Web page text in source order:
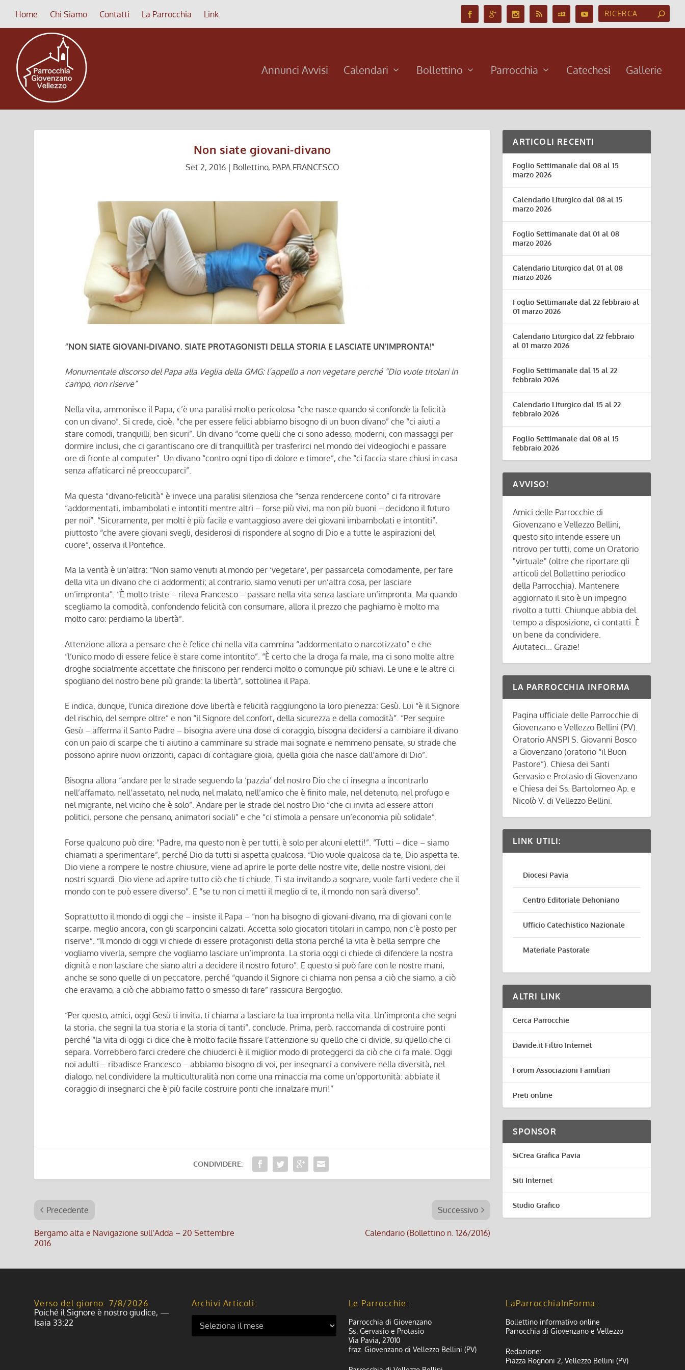
Home Chi Siamo Contatti La Parrocchia Link
Annunci Avvisi Calendari Bollettino Parrocchia Catechesi Gallerie
Non siate giovani-divano
Set 2, 2016| Bollettino, PAPA FRANCESCO
“NON SIATE GIOVANI-DIVANO. SIATE PROTAGONISTI DELLA STORIA E LASCIATE UN’IMPRONTA!”
Monumentale discorso del Papa alla Veglia della GMG: l’appello a non vegetare perché “Dio vuole titolari in
campo, non riserve”
Nella vita, ammonisce il Papa, c’è una paralisi molto pericolosa “che nasce quando si confonde la felicità
con un divano”. Si crede, cioè, “che per essere felici abbiamo bisogno di un buon divano” che “ci aiuti a
stare comodi, tranquilli, ben sicuri”. Un divano “come quelli che ci sono adesso, moderni, con massaggi per
dormire inclusi, che ci garantiscano ore di tranquillità per trasferirci nel mondo dei videogiochi e passare
ore di fronte al computer”. Un divano “contro ogni tipo di dolore e timore”, che “ci faccia stare chiusi in casa
senza affaticarci né preoccuparci”.
Ma questa “divano-felicità” è invece una paralisi silenziosa che “senza rendercene conto” ci fa ritrovare
“addormentati, imbambolati e intontiti mentre altri – forse più vivi, ma non più buoni – decidono il futuro
per noi”. “Sicuramente, per molti è più facile e vantaggioso avere dei giovani imbambolati e intontiti”,
piuttosto “che avere giovani svegli, desiderosi di rispondere al sogno di Dio e a tutte le aspirazioni del
cuore”, osserva il Pontefice.
Ma la verità è un’altra: “Non siamo venuti al mondo per ‘vegetare’, per passarcela comodamente, per fare
della vita un divano che ci addormenti; al contrario, siamo venuti per un’altra cosa, per lasciare
un’impronta”. “È molto triste – rileva Francesco – passare nella vita senza lasciare un’impronta. Ma quando
scegliamo la comodità, confondendo felicità con consumare, allora il prezzo che paghiamo è molto ma
molto caro: perdiamo la libertà”.
Attenzione allora a pensare che è felice chi nella vita cammina “addormentato o narcotizzato” e che
“l’unico modo di essere felice è stare come intontito”. “È certo che la droga fa male, ma ci sono molte altre
droghe socialmente accettate che finiscono per renderci molto o comunque più schiavi. Le une e le altre ci
spogliano del nostro bene più grande: la libertà”, sottolinea il Papa.
E indica, dunque, l’unica direzione dove libertà e felicità raggiungono la loro pienezza: Gesù. Lui “è il Signore
del rischio, del sempre oltre” e non “il Signore del confort, della sicurezza e della comodità”. “Per seguire
Gesù – afferma il Santo Padre – bisogna avere una dose di coraggio, bisogna decidersi a cambiare il divano
con un paio di scarpe che ti aiutino a camminare su strade mai sognate e nemmeno pensate, su strade che
possono aprire nuovi orizzonti, capaci di contagiare gioia, quella gioia che nasce dall’amore di Dio”.
Bisogna allora “andare per le strade seguendo la ‘pazzia’ del nostro Dio che ci insegna a incontrarlo
nell’affamato, nell’assetato, nel nudo, nel malato, nell’amico che è finito male, nel detenuto, nel profugo e
nel migrante, nel vicino che è solo”. Andare per le strade del nostro Dio “che ci invita ad essere attori
politici, persone che pensano, animatori sociali” e che “ci stimola a pensare un’economia più solidale”.
Forse qualcuno può dire: “Padre, ma questo non è per tutti, è solo per alcuni eletti!”. “Tutti – dice – siamo
chiamati a sperimentare”, perché Dio da tutti si aspetta qualcosa. “Dio vuole qualcosa da te, Dio aspetta te.
Dio viene a rompere le nostre chiusure, viene ad aprire le porte delle nostre vite, delle nostre visioni, dei
nostri sguardi. Dio viene ad aprire tutto ciò che ti chiude. Ti sta invitando a sognare, vuole farti vedere che il
mondo con te può essere diverso”. E “se tu non ci metti il meglio di te, il mondo non sarà diverso”.
Soprattutto il mondo di oggi che – insiste il Papa – “non ha bisogno di giovani-divano, ma di giovani con le
scarpe, meglio ancora, con gli scarponcini calzati. Accetta solo giocatori titolari in campo, non c’è posto per
riserve”. “Il mondo di oggi vi chiede di essere protagonisti della storia perché la vita è bella sempre che
vogliamo viverla, sempre che vogliamo lasciare un’impronta. La storia oggi ci chiede di difendere la nostra
dignità e non lasciare che siano altri a decidere il nostro futuro”. E questo si può fare con le nostre mani,
anche se sono quelle di un peccatore, perché “quando il Signore ci chiama non pensa a ciò che siamo, a ciò
che eravamo, a ciò che abbiamo fatto o smesso di fare” rassicura Bergoglio.
“Per questo, amici, oggi Gesù ti invita, ti chiama a lasciare la tua impronta nella vita. Un’impronta che segni
la storia, che segni la tua storia e la storia di tanti”, conclude. Prima, però, raccomanda di costruire ponti
perché “la vita di oggi ci dice che è molto facile fissare l’attenzione su quello che ci divide, su quello che ci
separa. Vorrebbero farci credere che chiuderci è il miglior modo di proteggerci da ciò che ci fa male. Oggi
noi adulti – ribadisce Francesco – abbiamo bisogno di voi, per insegnarci a convivere nella diversità, nel
dialogo, nel condividere la multiculturalità non come una minaccia ma come un’opportunità: abbiate il
coraggio di insegnarci che è più facile costruire ponti che innalzare muri!”
CONDIVIDERE:
Precedente
Bergamo alta e Navigazione sull’Adda – 20 Settembre
2016
Successivo
Calendario (Bollettino n. 126/2016)
ARTICOLI RECENTI
Foglio Settimanale dal 08 al 15
marzo 2026
Calendario Liturgico dal 08 al 15
marzo 2026
Foglio Settimanale dal 01 al 08
marzo 2026
Calendario Liturgico dal 01 al 08
marzo 2026
Foglio Settimanale dal 22 febbraio al
01 marzo 2026
Calendario Liturgico dal 22 febbraio
al 01 marzo 2026
Foglio Settimanale dal 15 al 22
febbraio 2026
Calendario Liturgico dal 15 al 22
febbraio 2026
Foglio Settimanale dal 08 al 15
febbraio 2026
AVVISO!
Amici delle Parrocchie di
Giovenzano e Vellezzo Bellini,
questo sito intende essere un
ritrovo per tutti, come un Oratorio
"virtuale" (oltre che riportare gli
articoli del Bollettino periodico
della Parrocchia). Mantenere
aggiornato il sito è un impegno
rivolto a tutti. Chiunque abbia del
tempo a disposizione, ci contatti. È
un bene da condividere.
Aiutateci... Grazie!
LA PARROCCHIA INFORMA
Pagina ufficiale delle Parrocchie di
Giovenzano e Vellezzo Bellini (PV).
Oratorio ANSPI S. Giovanni Bosco
a Giovenzano (oratorio “il Buon
Pastore”). Chiesa dei Santi
Gervasio e Protasio di Giovenzano
e Chiesa dei Ss. Bartolomeo Ap. e
Nicolò V. di Vellezzo Bellini.
LINK UTILI:
Diocesi Pavia
Centro Editoriale Dehoniano
Ufficio Catechistico Nazionale
Materiale Pastorale
ALTRI LINK
Cerca Parrocchie
Davide.it Filtro Internet
Forum Associazioni Familiari
Preti online
SPONSOR
SiCrea Grafica Pavia
Siti Internet
Studio Grafico
Verso del giorno: 7/8/2026
Poiché il Signore è nostro giudice, —
Isaia 33:22
Archivi Articoli: Le Parrocchie:
Parrocchia di Giovenzano
Ss. Gervasio e Protasio
Via Pavia, 27010
fraz. Giovenzano di Vellezzo Bellini (PV)
LaParrocchiaInForma:
Bollettino informativo online
Parrocchia di Giovenzano e Vellezzo
Redazione:
Piazza Rognoni 2, Vellezzo Bellini (PV)